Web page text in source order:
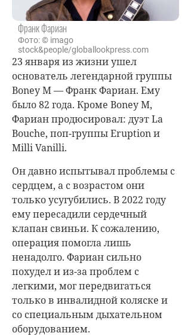
Франк Фариан
Фото: © imago
stock&people/globallookpress.com
23 января из жизни ушел
основатель легендарной группы
Boney M — Франк Фариан. Ему
было 82 года. Кроме Boney M,
Фариан продюсировал: дуэт La
Bouche, поп-группы Eruption и
Milli Vanilli.
Он давно испытывал проблемы с
сердцем, а с возрастом они
только усугубились. В 2022 году
ему пересадили сердечный
клапан свиньи. К сожалению,
операция помогла лишь
ненадолго. Фариан сильно
похудел и из-за проблем с
легкими, мог передвигаться
только в инвалидной коляске и
со специальным дыхательном
оборудованием.